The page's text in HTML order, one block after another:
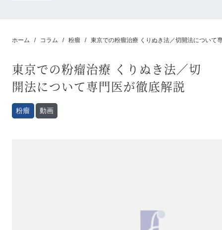
ホーム コラム 粉瘤 東京での粉瘤治療 くりぬき法／切開法について
東京での粉瘤治療 くりぬき法／切
開法について専門医が徹底解説
粉瘤 動画